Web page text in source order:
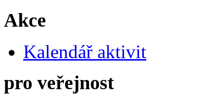
Akce
Kalendář aktivit
pro veřejnost